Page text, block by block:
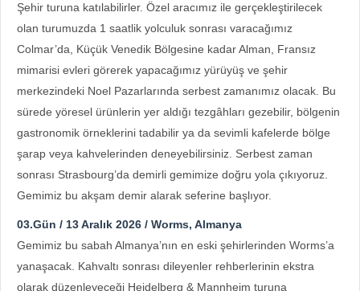
Şehir turuna katılabilirler. Özel aracımız ile gerçekleştirilecek
olan turumuzda 1 saatlik yolculuk sonrası varacağımız
Colmar’da, Küçük Venedik Bölgesine kadar Alman, Fransız
mimarisi evleri görerek yapacağımız yürüyüş ve şehir
merkezindeki Noel Pazarlarında serbest zamanımız olacak. Bu
sürede yöresel ürünlerin yer aldığı tezgâhları gezebilir, bölgenin
gastronomik örneklerini tadabilir ya da sevimli kafelerde bölge
şarap veya kahvelerinden deneyebilirsiniz. Serbest zaman
sonrası Strasbourg’da demirli gemimize doğru yola çıkıyoruz.
Gemimiz bu akşam demir alarak seferine başlıyor.
03.Gün / 13 Aralık 2026 / Worms, Almanya
Gemimiz bu sabah Almanya’nın en eski şehirlerinden Worms’a
yanaşacak. Kahvaltı sonrası dileyenler rehberlerinin ekstra
olarak düzenleyeceği Heidelberg & Mannheim turuna